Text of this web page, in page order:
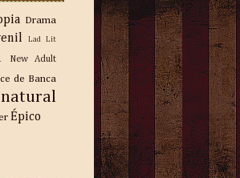
Drama
Lad Lit
New Adult
de Banca
Épico